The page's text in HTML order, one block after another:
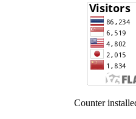
Counter